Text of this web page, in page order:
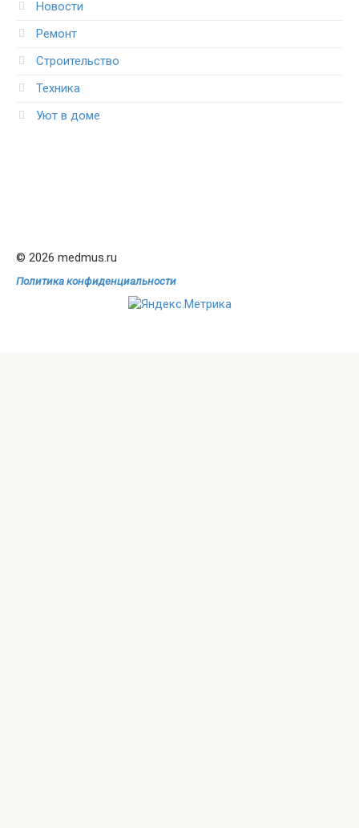
Новости
Ремонт
Строительство
Техника
Уют в доме
© 2026 medmus.ru
Политика конфиденциальности